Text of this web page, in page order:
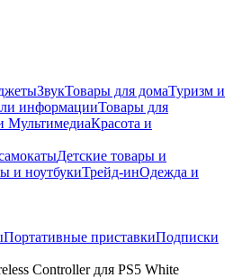
ЗвукТовары для домаТуризм и
информацииТовары для
МультимедиаКрасота и
Детские товары и
и ноутбукиТрейд-инОдежда и
Портативные приставкиПодписки
Controller для PS5 White